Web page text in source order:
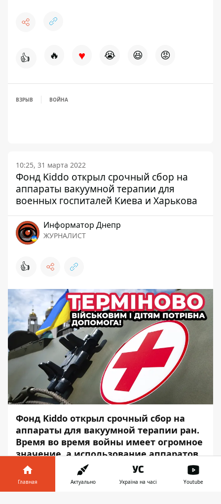
👍 🔥 ♥ 😭 😆 😡
ВЗРЫВ ВОЙНА
10:25, 31 марта 2022
Фонд Kiddo открыл срочный сбор на
аппараты вакуумной терапии для
военных госпиталей Киева и Харькова
Информатор Днепр
ЖУРНАЛИСТ
👍
Фонд Kiddo открыл срочный сбор на
аппараты для вакуумной терапии ран.
Время во время войны имеет огромное
значение, а использование аппаратов
ВАК уменьшает сроки восстановления
до 2-3 недель и позволяет избежать
многих осложнений.
Главная Актуально Україна на часі Youtube